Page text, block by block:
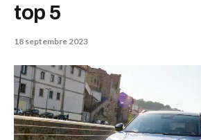
top 5
18 septembre 2023